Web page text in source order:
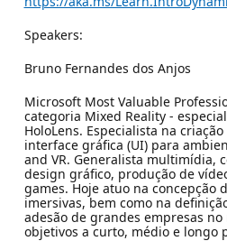
Speakers:
Bruno Fernandes dos Anjos
Microsoft Most Valuable
categoria Mixed Reality -
HoloLens. Especialista na
interface gráfica (UI) para
and VR. Generalista multimídia,
design gráfico, produção de
games. Hoje atuo na concepção
imersivas, bem como na
adesão de grandes empresas
objetivos a curto, médio e longo